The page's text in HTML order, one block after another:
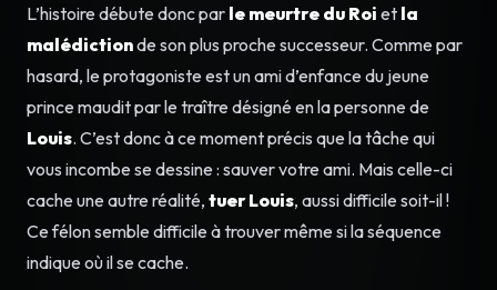
L’histoire débute donc par le meurtre du Roi et la
malédictionde son plus proche successeur. Comme par
hasard, le protagoniste est un ami d’enfance du jeune
prince maudit par le traître désigné en la personne de
Louis. C’est donc à ce moment précis que la tâche qui
vous incombe se dessine : sauver votre ami. Mais celle-ci
cache une autre réalité, tuer Louis, aussi difficile soit-il !
Ce félon semble difficile à trouver même si la séquence
indique où il se cache.